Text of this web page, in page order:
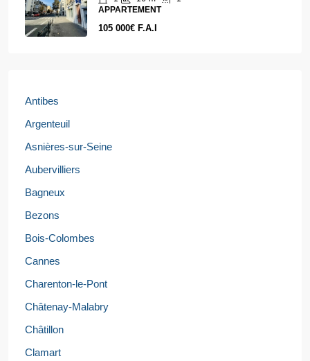
APPARTEMENT
105 000€ F.A.I
Antibes
Argenteuil
Asnières-sur-Seine
Aubervilliers
Bagneux
Bezons
Bois-Colombes
Cannes
Charenton-le-Pont
Châtenay-Malabry
Châtillon
Clamart